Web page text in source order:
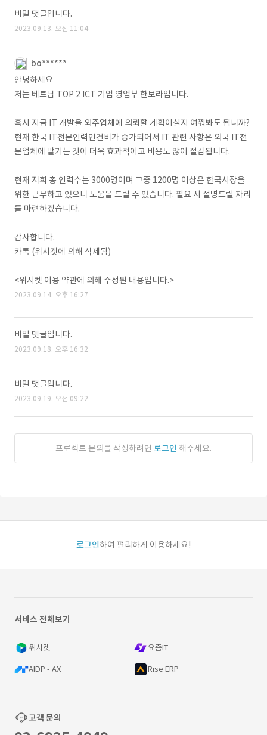
비밀 댓글입니다.
2023.09.13. 오전 11:04
bo******
안녕하세요
저는 베트남 TOP 2 ICT 기업 영업부 한보라입니다.
혹시 지금 IT 개발을 외주업체에 의뢰할 계획이실지 여쭤봐도 됩니까?
현재 한국 IT전문인력인건비가 증가되어서 IT 관련 사항은 외국 IT전
문업체에 맡기는 것이 더욱 효과적이고 비용도 많이 절감됩니다.
현재 저희 총 인력수는 3000명이며 그중 1200명 이상은 한국시장을
위한 근무하고 있으니 도움을 드릴 수 있습니다. 필요 시 설명드릴 자리
를 마련하겠습니다.
감사합니다.
카톡 (위시켓에 의해 삭제됨)
<위시켓 이용 약관에 의해 수정된 내용입니다.>
2023.09.14. 오후 16:27
비밀 댓글입니다.
2023.09.18. 오후 16:32
비밀 댓글입니다.
2023.09.19. 오전 09:22
프로젝트 문의를 작성하려면 로그인 해주세요.
로그인하여 편리하게 이용하세요!
서비스 전체보기
위시켓 요즘IT
AIDP - AX Rise ERP
고객 문의